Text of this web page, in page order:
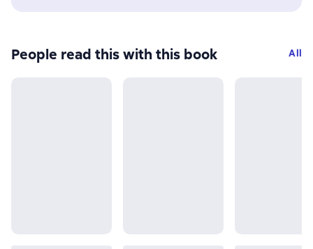
People read this with this book All